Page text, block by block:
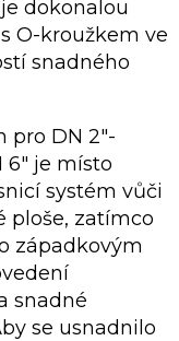
dokonalou
O-kroužkem ve
snadného
pro DN 2″-
6″ je místo
systém vůči
ploše, zatímco
západkovým
snadné
se usnadnilo